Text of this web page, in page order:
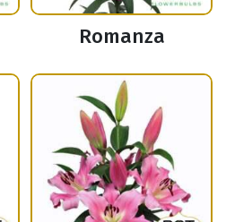
Romanza